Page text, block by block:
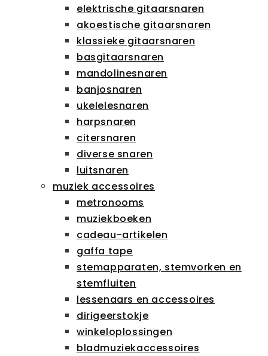
elektrische gitaarsnaren
akoestische gitaarsnaren
klassieke gitaarsnaren
basgitaarsnaren
mandolinesnaren
banjosnaren
ukelelesnaren
harpsnaren
citersnaren
diverse snaren
luitsnaren
muziek accessoires
metronooms
muziekboeken
cadeau-artikelen
gaffa tape
stemapparaten, stemvorken en
stemfluiten
lessenaars en accessoires
dirigeerstokje
winkeloplossingen
bladmuziekaccessoires